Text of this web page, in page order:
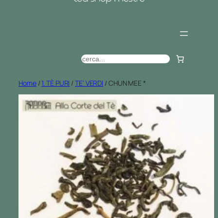
C
r
c
a
Home/1. TÈ PURI /TE' VERDI / CHUN MEE *